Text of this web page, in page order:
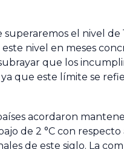
el nivel
nivel en meses
que los
que este límite se
acordaron
de 2 °C con
de este siglo. La